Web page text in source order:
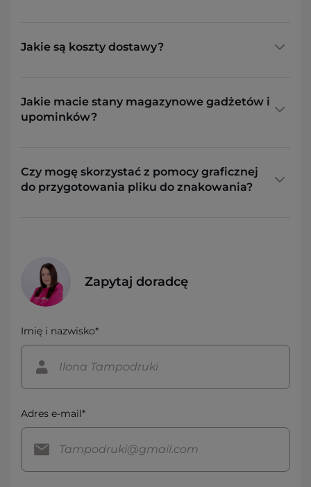
Jakie są koszty dostawy?
Jakie macie stany magazynowe gadżetów i
upominków?
Czy mogę skorzystać z pomocy graficznej
do przygotowania pliku do znakowania?
Zapytaj doradcę
Imię i nazwisko*
Adres e-mail*